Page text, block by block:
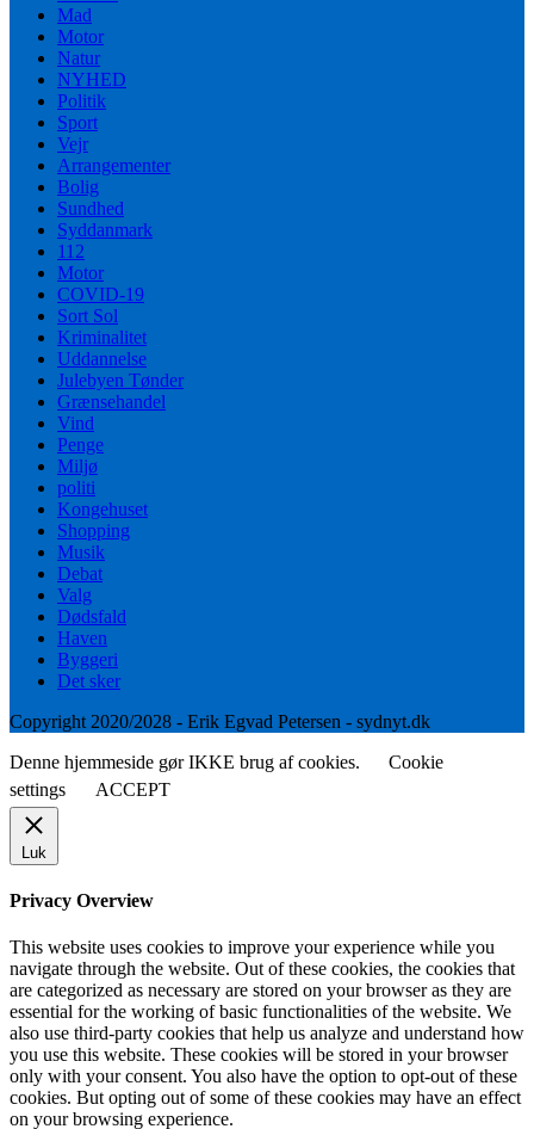
Mad
Motor
Natur
NYHED
Politik
Sport
Vejr
Arrangementer
Bolig
Sundhed
Syddanmark
112
Motor
COVID-19
Sort Sol
Kriminalitet
Uddannelse
Julebyen Tønder
Grænsehandel
Vind
Penge
Miljø
politi
Kongehuset
Shopping
Musik
Debat
Valg
Dødsfald
Haven
Byggeri
Det sker
Copyright 2020/2028 - Erik Egvad Petersen - sydnyt.dk
Denne hjemmeside gør IKKE brug af cookies.
Cookie
settings
ACCEPT
Luk
Privacy Overview
This website uses cookies to improve your experience while you
navigate through the website. Out of these cookies, the cookies that
are categorized as necessary are stored on your browser as they are
essential for the working of basic functionalities of the website. We
also use third-party cookies that help us analyze and understand how
you use this website. These cookies will be stored in your browser
only with your consent. You also have the option to opt-out of these
cookies. But opting out of some of these cookies may have an effect
on your browsing experience.